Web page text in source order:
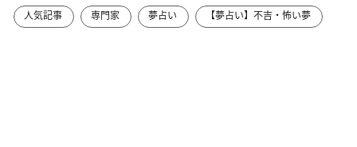
人気記事 専門家 夢占い 【夢占い】不吉・怖い夢